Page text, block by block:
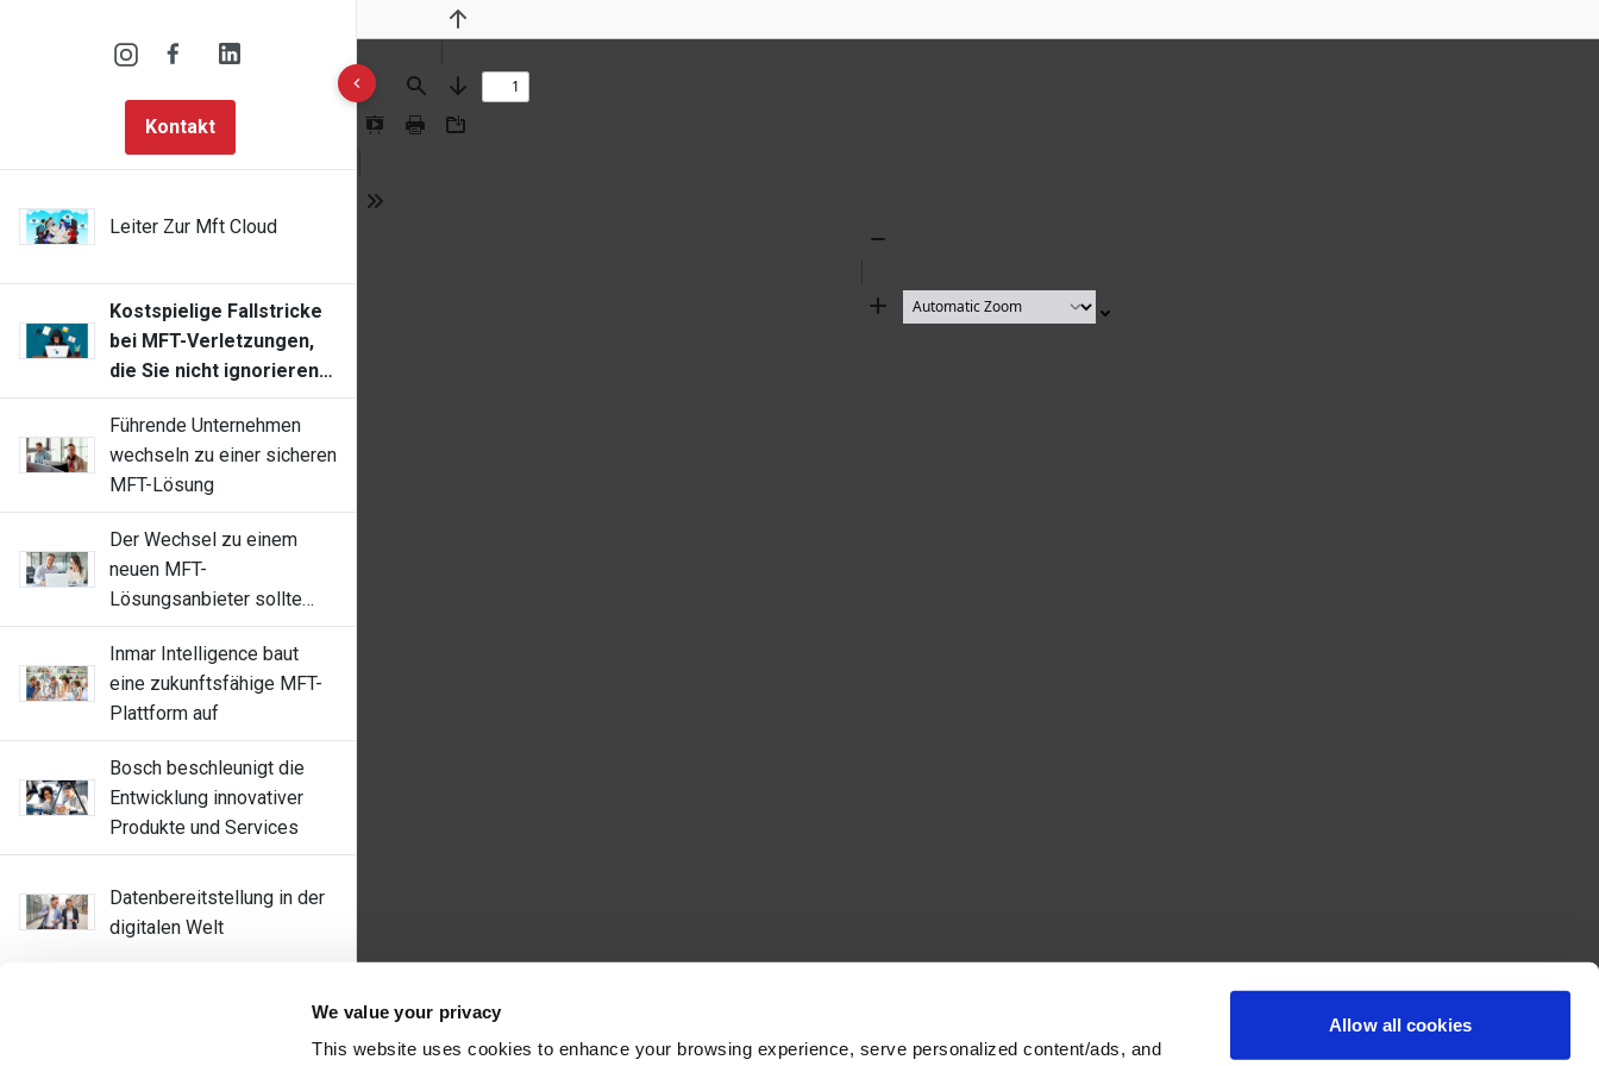
We value your privacy
This website uses cookies to enhance your browsing experience, serve personalized content/ads, and
Allow all cookies
Kontakt
10 results found
Leiter Zur Mft Cloud
Kostspielige Fallstricke
bei MFT-Verletzungen,
die Sie nicht ignorieren
können
Führende Unternehmen
wechseln zu einer sicheren
MFT-Lösung
Der Wechsel zu einem
neuen MFT-
Lösungsanbieter sollte
unkompliziert sein. Bei
Axway ist er es.
Inmar Intelligence baut
eine zukunftsfähige MFT-
Plattform auf
Bosch beschleunigt die
Entwicklung innovativer
Produkte und Services
Datenbereitstellung in der
digitalen Welt
Find
Previous
Next
Presentation
Print Download
Tools
Zoom